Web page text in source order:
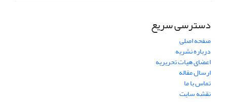
دسترسی سریع
صفحه اصلی
درباره نشریه
اعضای هیات تحریریه
ارسال مقاله
تماس با ما
نقشه سایت